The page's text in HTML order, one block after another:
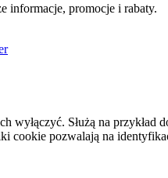
informacje, promocje i rabaty.
wyłączyć. Służą na
cookie pozwalają na